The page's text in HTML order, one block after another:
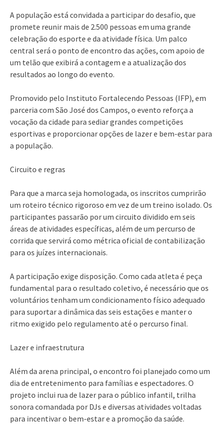
A população está convidada a participar do desafio, que
promete reunir mais de 2.500 pessoas em uma grande
celebração do esporte e da atividade física. Um palco
central será o ponto de encontro das ações, com apoio de
um telão que exibirá a contagem e a atualização dos
resultados ao longo do evento.
Promovido pelo Instituto Fortalecendo Pessoas (IFP), em
parceria com São José dos Campos, o evento reforça a
vocação da cidade para sediar grandes competições
esportivas e proporcionar opções de lazer e bem-estar para
a população.
Circuito e regras
Para que a marca seja homologada, os inscritos cumprirão
um roteiro técnico rigoroso em vez de um treino isolado. Os
participantes passarão por um circuito dividido em seis
áreas de atividades específicas, além de um percurso de
corrida que servirá como métrica oficial de contabilização
para os juízes internacionais.
A participação exige disposição. Como cada atleta é peça
fundamental para o resultado coletivo, é necessário que os
voluntários tenham um condicionamento físico adequado
para suportar a dinâmica das seis estações e manter o
ritmo exigido pelo regulamento até o percurso final.
Lazer e infraestrutura
Além da arena principal, o encontro foi planejado como um
dia de entretenimento para famílias e espectadores. O
projeto inclui rua de lazer para o público infantil, trilha
sonora comandada por DJs e diversas atividades voltadas
para incentivar o bem-estar e a promoção da saúde.